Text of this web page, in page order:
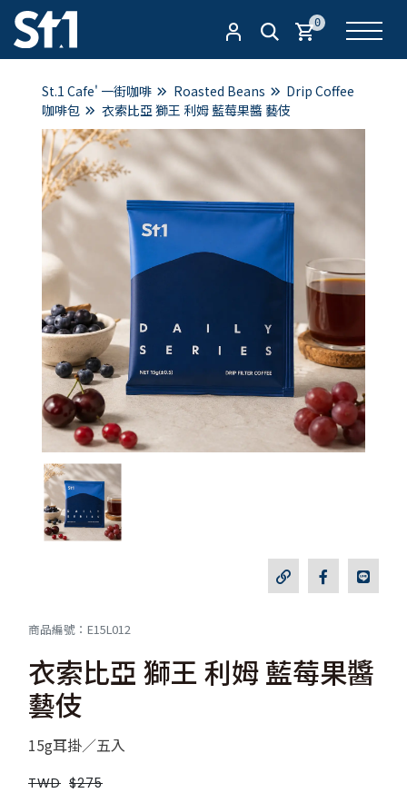
0
St.1 Cafe' 一街咖啡 Roasted Beans
Drip Coffee
咖啡包
衣索比亞 獅王 利姆 藍莓果醬 藝伎
商品編號：E15L012
衣索比亞 獅王 利姆 藍莓果醬
藝伎
15g耳掛／五入
TWD $275